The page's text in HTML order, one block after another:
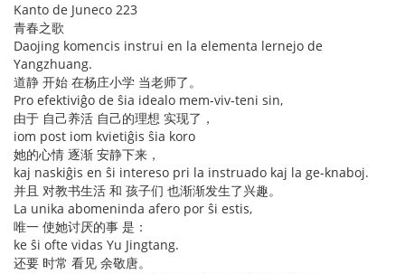
Kanto de Juneco 223
青春之歌
Daojing komencis instrui en la elementa lernejo de
Yangzhuang.
道静 开始 在杨庄小学 当老师了。
Pro efektiviĝo de ŝia idealo mem-viv-teni sin,
由于 自己养活 自己的理想 实现了，
iom post iom kvietiĝis ŝia koro
她的心情 逐渐 安静下来，
kaj naskiĝis en ŝi intereso pri la instruado kaj la ge-knaboj.
并且 对教书生活 和 孩子们 也渐渐发生了兴趣。
La unika abomeninda afero por ŝi estis,
唯一 使她讨厌的事 是：
ke ŝi ofte vidas Yu Jingtang.
还要 时常 看见 余敬唐。